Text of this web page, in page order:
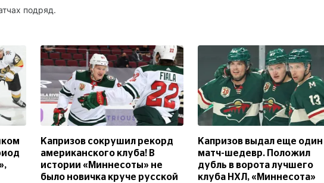
подряд.
Капризов сокрушил рекорд
американского клуба! В
истории «Миннесоты» не
было новичка круче русской
Капризов выдал еще один
матч-шедевр. Положил
дубль в ворота лучшего
клуба НХЛ, «Миннесота»